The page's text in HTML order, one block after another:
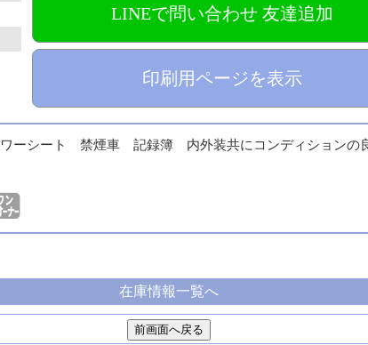
LINEで問い合わせ 友達追加
印刷用ページを表示
ーシート 禁煙車 記録簿 内外装共にコンディションの
在庫情報一覧へ
前画面へ戻る